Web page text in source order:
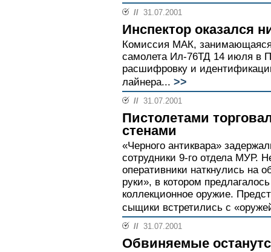
// 31.07.2001
Инспектор оказался
Комиссия МАК,
самолета Ил-76ТД 14 июля в
расшифровку и
лайнера... >>
// 31.07.2001
Пистолетами
стенами
«Черного антиквара»
сотрудники 9-го отдела МУР.
оперативники наткнулись на
руки», в котором
коллекционное оружие.
сыщики встретились с
// 31.07.2001
Обвиняемые